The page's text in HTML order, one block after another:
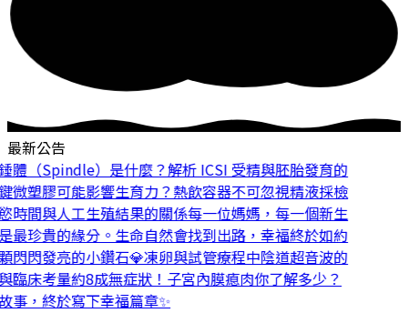
最新公告
（Spindle）是什麼？解析 ICSI 受精與胚胎發育的
微塑膠可能影響生育力？熱飲容器不可忽視精液採檢
間與人工生殖結果的關係每一位媽媽，每一個新生
珍貴的緣分。 生命自然會找到出路，幸福終於如約
閃發亮的小鑽石💎凍卵與試管療程中陰道超音波的
床考量約8成無症狀！子宮內膜瘜肉你了解多少？
，終於寫下幸福篇章✨